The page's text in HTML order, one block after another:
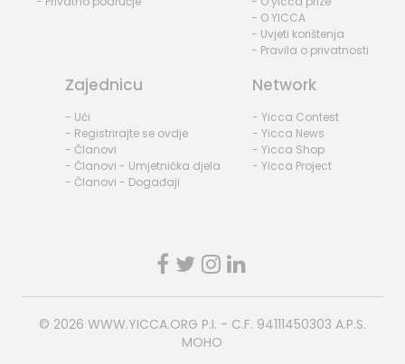
- O YICCA
- Uvjeti korištenja
- Pravila o privatnosti
Zajednicu
- Ući
- Registrirajte se ovdje
- Članovi
- Članovi - Umjetnička djela
- Članovi - Događaji
Network
- Yicca Contest
- Yicca News
- Yicca Shop
- Yicca Project
© 2026 WWW.YICCA.ORG P.I. - C.F. 94111450303 A.P.S.
MOHO